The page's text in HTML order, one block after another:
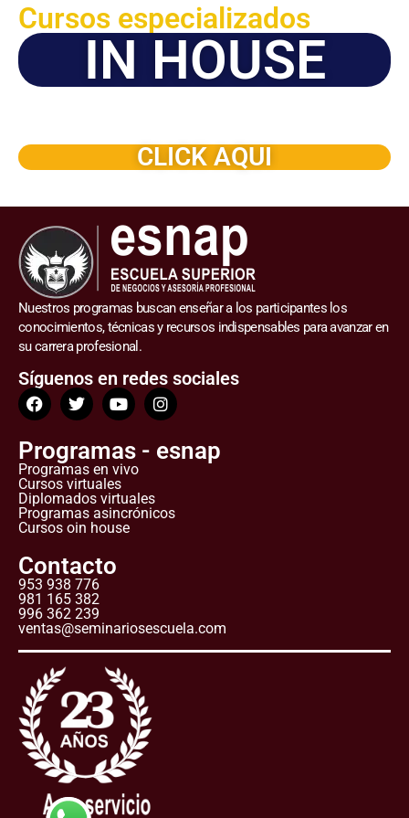
Cursos especializados
IN HOUSE
CLICK AQUI
Nuestros programas buscan enseñar a los participantes los
conocimientos, técnicas y recursos indispensables para avanzar en
su carrera profesional.
Síguenos en redes sociales
Programas - esnap
Programas en vivo
Cursos virtuales
Diplomados virtuales
Programas asincrónicos
Cursos oin house
Contacto
953 938 776
981 165 382
996 362 239
ventas@seminariosescuela.com